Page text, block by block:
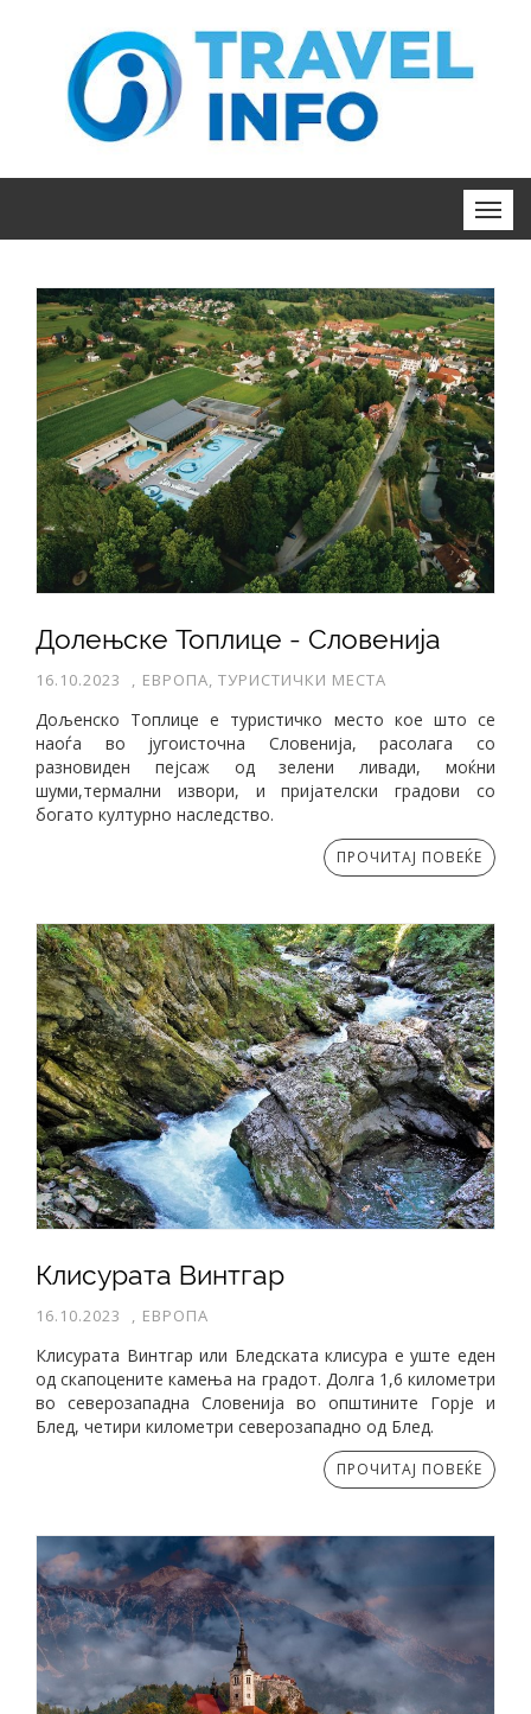
Долењске Топлице - Словенија
16.10.2023 , ЕВРОПА, ТУРИСТИЧКИ МЕСТА
Дољенско Топлице е туристичко место кое што се
наоѓа во југоисточна Словенија, расолага со
разновиден пејсаж од зелени ливади, моќни
шуми,термални извори, и пријателски градови со
богато културно наследство.
ПРОЧИТАЈ ПОВЕЌЕ
Клисурата Винтгар
16.10.2023 ЕВРОПА
Клисурата Винтгар или Бледската клисура е уште еден
од скапоцените камења на градот. Долга 1,6 километри
во северозападна Словенија во општините Горје и
Блед, четири километри северозападно од Блед.
ПРОЧИТАЈ ПОВЕЌЕ